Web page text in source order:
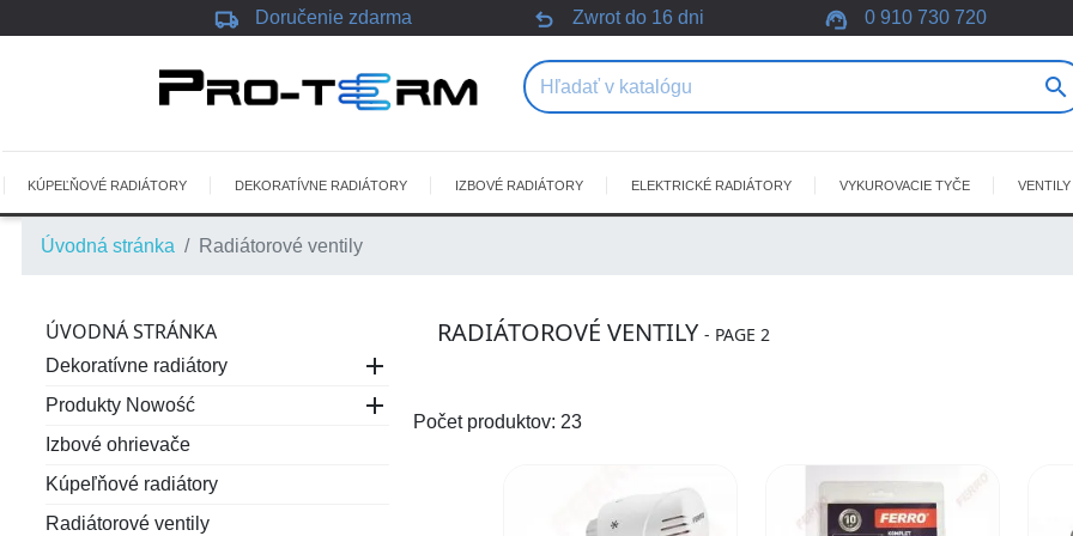
local_shipping Doručenie zdarma undo Zwrot do 16 dni support_agent 0 910 730 720

KÚPEĽŇOVÉ RADIÁTORY DEKORATÍVNE RADIÁTORY IZBOVÉ RADIÁTORY ELEKTRICKÉ RADIÁTORY VYKUROVACIE TYČE VENTILY
Úvodná stránka Radiátorové ventily
ÚVODNÁ STRÁNKA
Dekoratívne radiátory 
Produkty Nowość 
Izbové ohrievače
Kúpeľňové radiátory
Radiátorové ventily
RADIÁTOROVÉ VENTILY- PAGE 2
Počet produktov: 23